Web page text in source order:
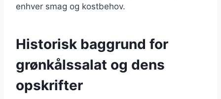
enhver smag og kostbehov.
Historisk baggrund for
grønkålssalat og dens
opskrifter